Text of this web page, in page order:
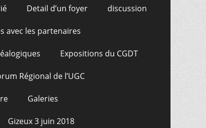
Detail d’un foyer discussion
avec les partenaires
Expositions du CGDT
Régional de l’UGC
Galeries
Gizeux 3 juin 2018